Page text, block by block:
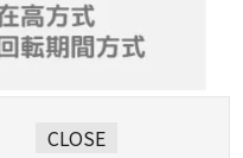
CLOSE